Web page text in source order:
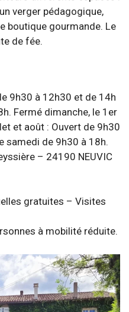
verger pédagogique,
boutique gourmande. Le
de fée.
9h30 à 12h30 et de 14h
Fermé dimanche, le 1er
et août : Ouvert de 9h30
samedi de 9h30 à 18h.
– 24190 NEUVIC
gratuites – Visites
à mobilité réduite.